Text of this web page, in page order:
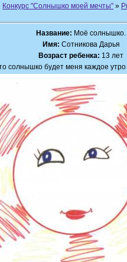
Конкурс "Солнышко моей мечты" »
Название: Моё солнышко.
Имя: Сотникова Дарья
Возраст ребенка: 13 лет
солнышко будет меня каждое